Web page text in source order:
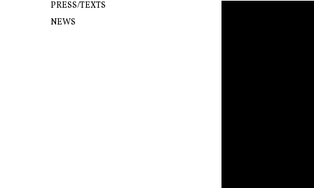
PRESS/TEXTS
NEWS